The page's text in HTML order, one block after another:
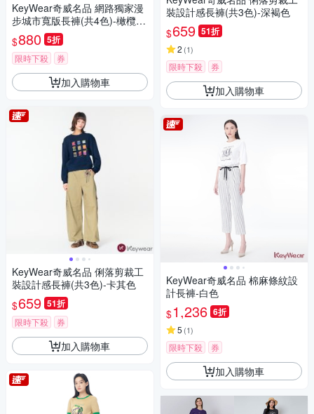
KeyWear奇威名品 網路獨家漫
步城市寬版長褲(共4色)-橄欖綠
色
$880 5折
限時下殺 券
加入購物車
KeyWear奇威名品 俐落剪裁工
裝設計感長褲(共3色)-卡其色
$659 51折
限時下殺 券
加入購物車
裝設計感長褲(共3色)-深褐色
$659 51折
2 (1)
限時下殺 券
加入購物車
KeyWear奇威名品 棉麻條紋設
計長褲-白色
$1,236 6折
5 (1)
限時下殺 券
加入購物車